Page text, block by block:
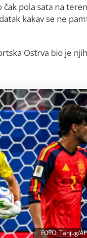
čak pola sata na
kakav se ne
Ostrva bio je
FOTO: Tanjug/AP